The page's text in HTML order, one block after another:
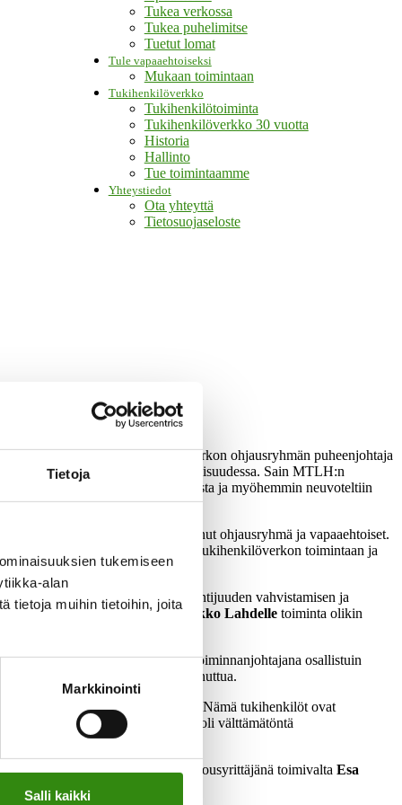
Tietoja
tukemiseen
alan
tietoja muihin tietoihin, joita
Markkinointi
Salli kaikki
Tukea verkossa
Tukea puhelimitse
Tuetut lomat
Tule vapaaehtoiseksi
Mukaan toimintaan
Tukihenkilöverkko
Tukihenkilötoiminta
Tukihenkilöverkko 30 vuotta
Historia
Hallinto
Tue toimintaamme
Yhteystiedot
Ota yhteyttä
Tietosuojaseloste
Maaseudun tukihenkilöverkon ohjausryhmän puheenjohtaja
Maaseudun Sivistysliiton alaisuudessa. Sain MTLH:n
MTLH:n hallitus keskusteli asiasta ja myöhemmin neuvoteltiin
työtä. Sillä on sitoutunut ohjausryhmä ja vapaaehtoiset.
eri yhteistyötahoja. Tutustuimme Tukihenkilöverkon toimintaan ja
toimivien asiantuntijuuden vahvistamisen ja
puheenjohtaja. PsykologiPirkko Lahdelle toiminta olikin
hyvinä ja vastarintaa heräsi. Toiminnanjohtajana osallistuin
päästiin toiminnan vakiinnuttua.
toivat kokemuksiaan käsittelyyn. Nämä tukihenkilöt ovat
elämäntilanteessa olevia kohtaan oli välttämätöntä
Kysyin näkökulmia maatalousyrittäjänä toimivalta Esa